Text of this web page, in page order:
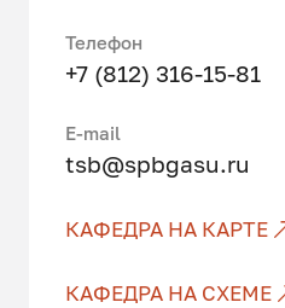
Телефон
+7 (812) 316-15-81
Е-mail
tsb@spbgasu.ru
КАФЕДРА НА КАРТЕ
КАФЕДРА НА СХЕМЕ